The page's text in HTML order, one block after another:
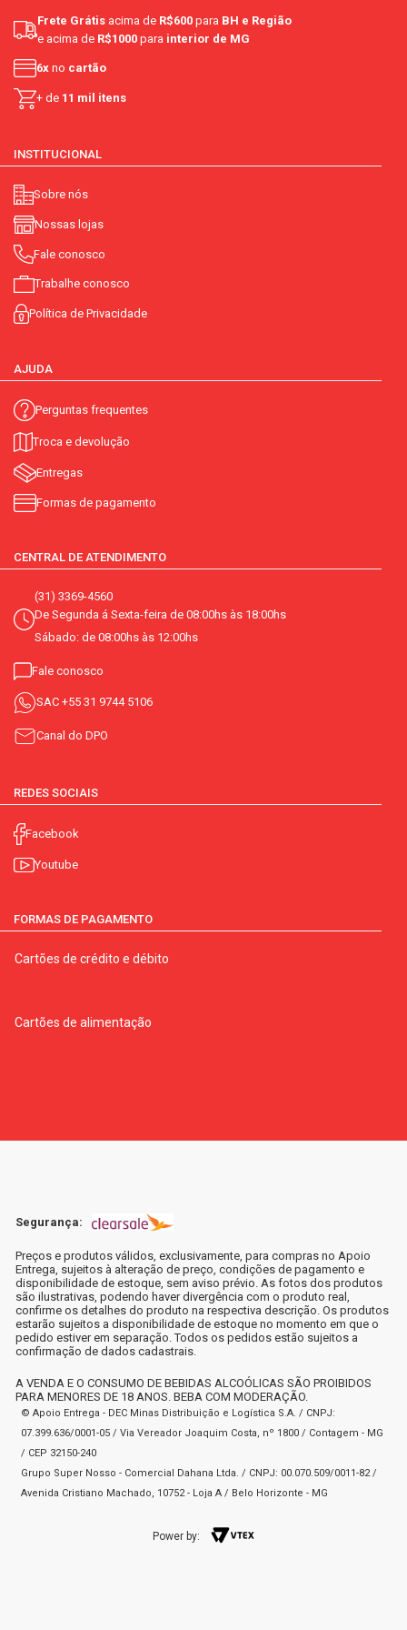
Frete Grátis acima de R$600 para BH e Região
e acima de R$1000 para interior de MG
6x no cartão
+ de 11 mil itens
INSTITUCIONAL
Sobre nós
Nossas lojas
Fale conosco
Trabalhe conosco
Política de Privacidade
AJUDA
Perguntas frequentes
Troca e devolução
Entregas
Formas de pagamento
CENTRAL DE ATENDIMENTO
(31) 3369-4560
De Segunda á Sexta-feira de 08:00hs às 18:00hs
Sábado: de 08:00hs às 12:00hs
Fale conosco
SAC +55 31 9744 5106
Canal do DPO
REDES SOCIAIS
Facebook
Youtube
FORMAS DE PAGAMENTO
Cartões de crédito e débito
Cartões de alimentação
Segurança:
Preços e produtos válidos, exclusivamente, para compras no Apoio
Entrega, sujeitos à alteração de preço, condições de pagamento e
disponibilidade de estoque, sem aviso prévio. As fotos dos produtos
são ilustrativas, podendo haver divergência com o produto real,
confirme os detalhes do produto na respectiva descrição. Os produtos
estarão sujeitos a disponibilidade de estoque no momento em que o
pedido estiver em separação. Todos os pedidos estão sujeitos a
confirmação de dados cadastrais.
A VENDA E O CONSUMO DE BEBIDAS ALCOÓLICAS SÃO PROIBIDOS
PARA MENORES DE 18 ANOS. BEBA COM MODERAÇÃO.
© Apoio Entrega - DEC Minas Distribuição e Logística S.A. / CNPJ:
07.399.636/0001-05 / Via Vereador Joaquim Costa, nº 1800 / Contagem - MG
/ CEP 32150-240
Grupo Super Nosso - Comercial Dahana Ltda. / CNPJ: 00.070.509/0011-82 /
Avenida Cristiano Machado, 10752 - Loja A / Belo Horizonte - MG
Power by: